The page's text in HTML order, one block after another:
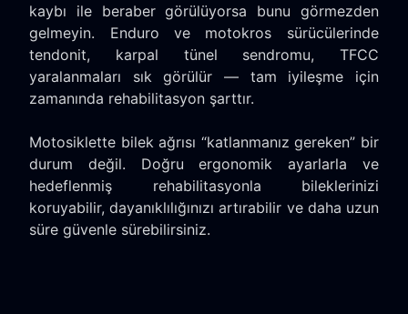
kaybı ile beraber görülüyorsa bunu görmezden
gelmeyin. Enduro ve motokros sürücülerinde
tendonit, karpal tünel sendromu, TFCC
yaralanmaları sık görülür — tam iyileşme için
zamanında rehabilitasyon şarttır.
Motosiklette bilek ağrısı “katlanmanız gereken” bir
durum değil. Doğru ergonomik ayarlarla ve
hedeflenmiş rehabilitasyonla bileklerinizi
koruyabilir, dayanıklılığınızı artırabilir ve daha uzun
süre güvenle sürebilirsiniz.